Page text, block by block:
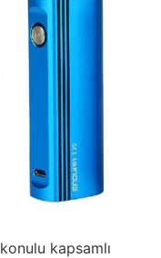
konulu kapsamlı